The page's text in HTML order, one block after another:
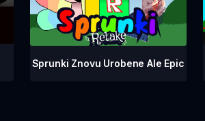
Sprunki Znovu Urobene Ale Epic